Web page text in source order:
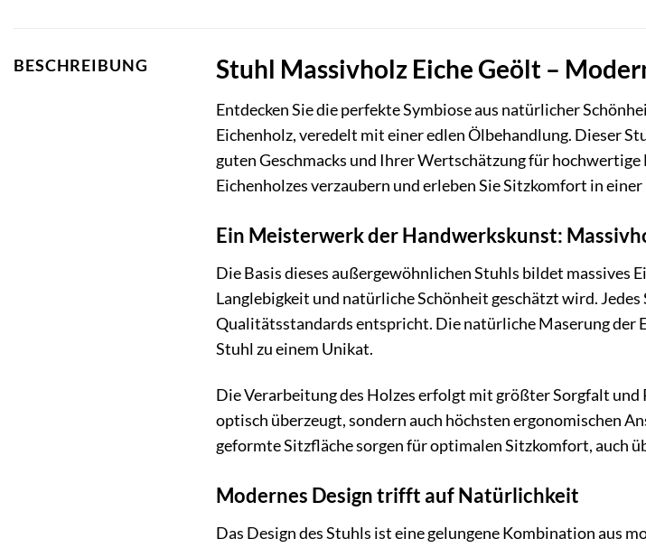
BESCHREIBUNG Stuhl Massivholz Eiche Geölt –
Entdecken Sie die perfekte Symbiose aus natürlicher
Eichenholz, veredelt mit einer edlen Ölbehandlung. Dieser
guten Geschmacks und Ihrer Wertschätzung für
Eichenholzes verzaubern und erleben Sie Sitzkomfort in
Ein Meisterwerk der Handwerkskunst:
Die Basis dieses außergewöhnlichen Stuhls bildet massives
Langlebigkeit und natürliche Schönheit geschätzt wird.
Qualitätsstandards entspricht. Die natürliche Maserung der
Stuhl zu einem Unikat.
Die Verarbeitung des Holzes erfolgt mit größter Sorgfalt
optisch überzeugt, sondern auch höchsten ergonomischen
geformte Sitzfläche sorgen für optimalen Sitzkomfort, auch
Modernes Design trifft auf Natürlichkeit
Das Design des Stuhls ist eine gelungene Kombination aus